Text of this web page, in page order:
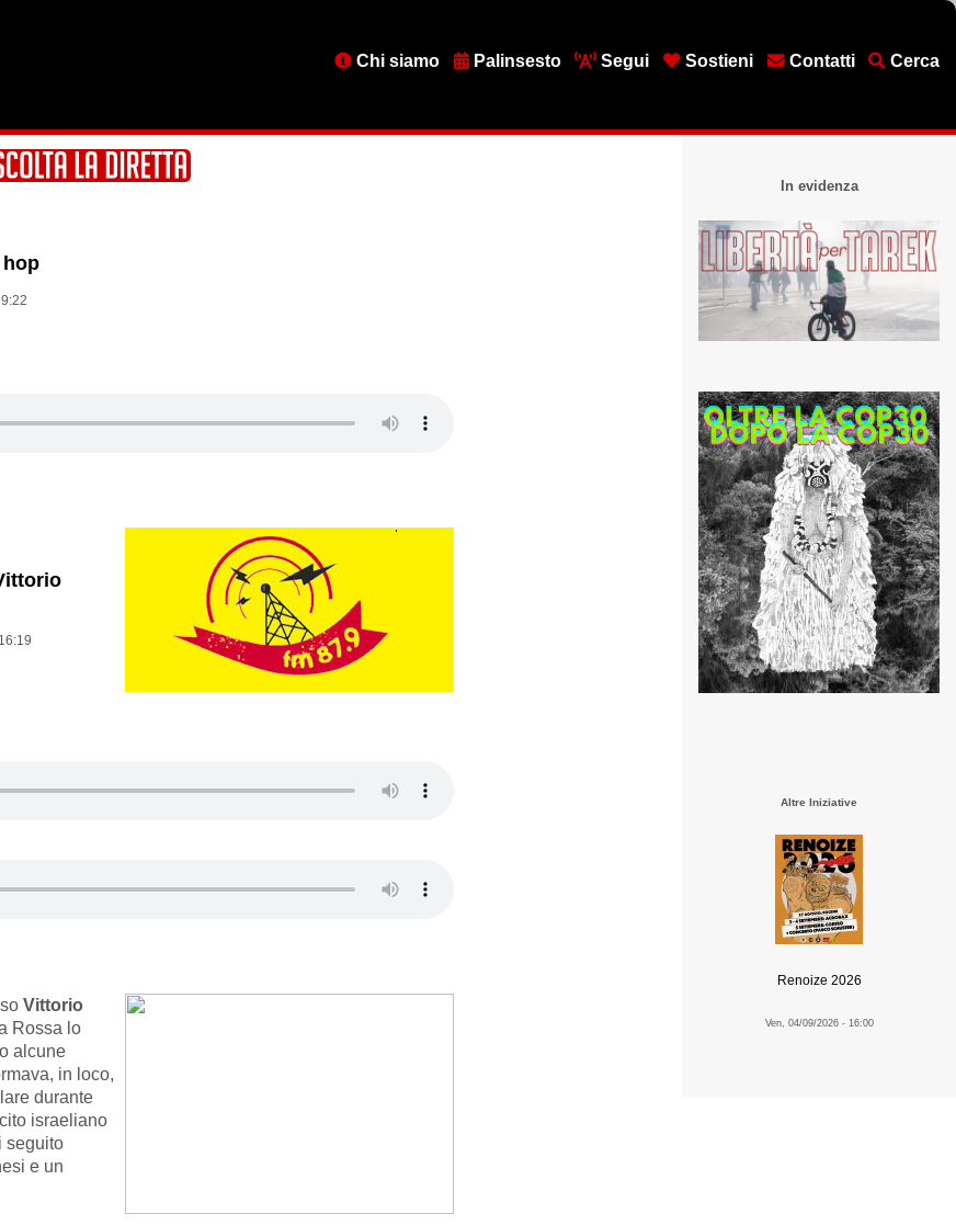
MenuChi siamo Palinsesto Segui Sostieni Contatti Cerca
hop
Vittorio
Rossa lo
alcune
in loco,
durante
israeliano
seguito
e un
In evidenza
Altre Iniziative
Renoize 2026
Ven, 04/09/2026 - 16:00